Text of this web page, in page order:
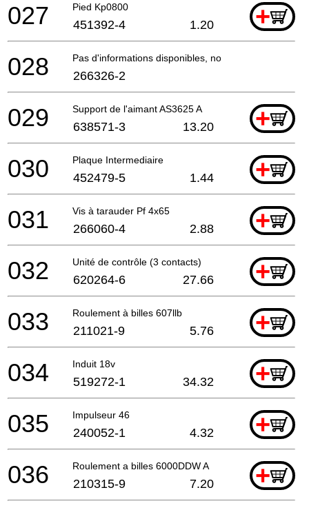
Pied Kp0800 +
027 451392-4 1.20
Pas d'informations disponibles, non commandable
028 266326-2
Support de l'aimant AS3625 A +
029 638571-3 13.20
Plaque Intermediaire +
030 452479-5 1.44
Vis à tarauder Pf 4x65 +
031 266060-4 2.88
Unité de contrôle (3 contacts) +
032 620264-6 27.66
Roulement à billes 607llb +
033 211021-9 5.76
Induit 18v +
034 519272-1 34.32
Impulseur 46 +
035 240052-1 4.32
Roulement a billes 6000DDW A +
036 210315-9 7.20